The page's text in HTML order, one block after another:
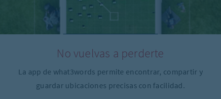
No vuelvas a perderte
La app de what3words permite encontrar, compartir y
guardar ubicaciones precisas con facilidad.